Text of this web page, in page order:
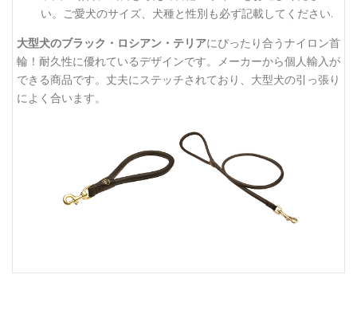
い。ご愛犬のサイズ、犬種と性別も必ず記載してください.
大型犬のブラック・ロシアン・テリアにぴったり合うナイロン首
輪！耐久性に優れているデザインです。メーカーから個人輸入が
できる商品です。丈夫にステッチされており、大型犬の引っ張り
によく合います。